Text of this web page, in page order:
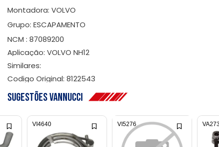
Montadora: VOLVO
Grupo: ESCAPAMENTO
NCM : 87089200
Aplicação: VOLVO NH12
Similares:
Codigo Original: 8122543
Sugestões Vannucci
VI4640 VI5276